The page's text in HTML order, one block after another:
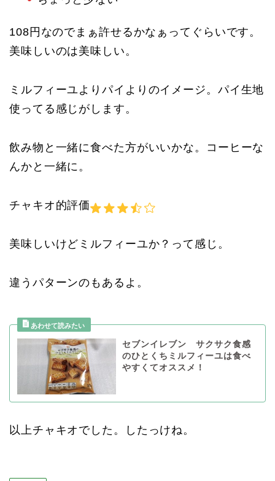
108円なのでまぁ許せるかなぁってぐらいです。
美味しいのは美味しい。
ミルフィーユよりパイよりのイメージ。パイ生地
使ってる感じがします。
飲み物と一緒に食べた方がいいかな。コーヒーな
んかと一緒に。
チャキオ的評価
美味しいけどミルフィーユか？って感じ。
違うパターンのもあるよ。
セブンイレブン サクサク食感
のひとくちミルフィーユは食べ
やすくてオススメ！
以上チャキオでした。したっけね。